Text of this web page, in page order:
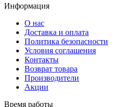
Информация
О нас
Доставка и оплата
Политика безопасности
Условия соглашения
Контакты
Возврат товара
Производители
Акции
Время работы